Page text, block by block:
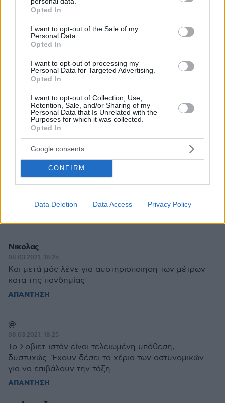
grant or deny consent to Google and its third-party tags to
use your data for below specified purposes in below Google
consent section.
Opted In
I want to opt-out of the Sale of my
Personal Data.
Opted In
I want to opt-out of processing my
Personal Data for Targeted Advertising.
Opted In
I want to opt-out of Collection, Use,
Retention, Sale, and/or Sharing of my
Personal Data that Is Unrelated with the
Purposes for which it was collected.
Opted In
Google consents
CONFIRM
Data Deletion Data Access Privacy Policy
Συριζα τα κανει ολα αυτα βοηθουμενη βεβαια τωρα
απο τους ροπαλοφορους του ΚΚΕ αλλοι Δημοκρατες
αυτοι.και μετα φωναζουμε για εγκλημα μπαχαλο
κ.λ.πΠως να παει ο αστυνομικος να επιβαλη την ταξη
και την αλλη μερα θα ειναι κατηγορουμενος στον
ΑΠΑΝΤΗΣΗ
Μαλλον
Κάνετε οτι δεν καταλαβαίνετε ορισμένοι γιατι δεν
τους μαζεύουν , επειδή αυτό επιδιώκουν και να γινει
το κέντρο μπάχαλο ,οτι και καλά η κυβέρνηση χτυπά
παπ@ριές .
Νικολας
08.03.2021, 18:25
Και μετά μάς λένε για αυστηριοποιηση των μέτρων
κατα της πανδημίας
ΑΠΑΝΤΗΣΗ
@
08.03.2021, 18:25
Το Σοβιετ-ιστάν είναι τελειωμένη υπόθεση,
δυστυχώς. Έχουν δέσει τα χέρια των αστυνομικών
για να επιβάλουν την τάξη.
ΑΠΑΝΤΗΣΗ